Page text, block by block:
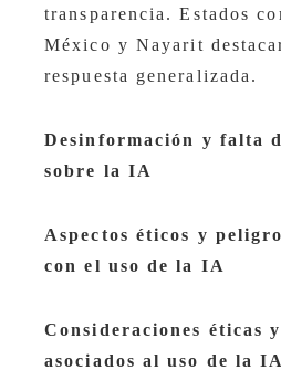
transparencia. Estados
México y Nayarit
respuesta generalizada. ​
Desinformación y falta
sobre la IA
Aspectos éticos y
con el uso de la IA
Consideraciones éticas
asociados al uso de la IA